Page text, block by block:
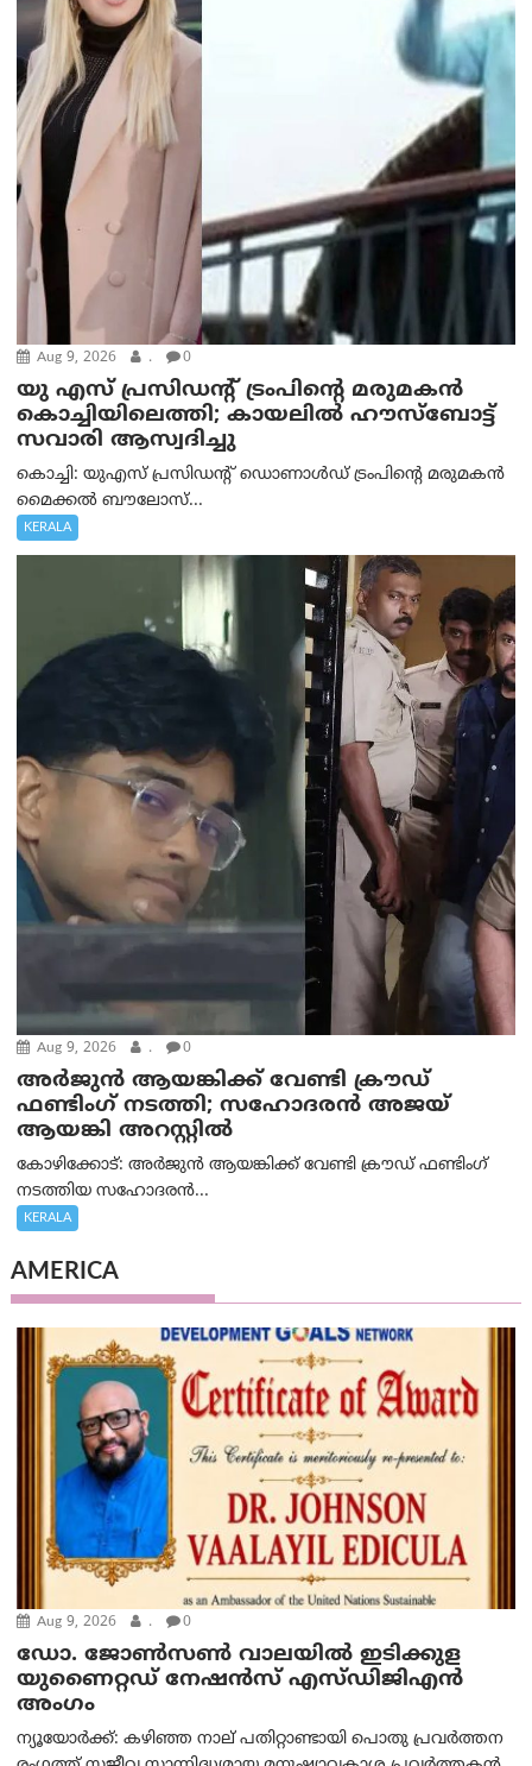
Aug 9, 2026 . 0
യു എസ് പ്രസിഡന്റ് ട്രംപിന്റെ മരുമകൻ
കൊച്ചിയിലെത്തി; കായലിൽ ഹൗസ്ബോട്ട്
സവാരി ആസ്വദിച്ചു
കൊച്ചി: യുഎസ് പ്രസിഡന്റ് ഡൊണാൾഡ് ട്രംപിന്റെ മരുമകൻ
മൈക്കൽ ബൗലോസ്...
KERALA
Aug 9, 2026 . 0
അർജുൻ ആയങ്കിക്ക് വേണ്ടി ക്രൗഡ്
ഫണ്ടിംഗ് നടത്തി; സഹോദരന്‍ അജയ്
ആയങ്കി അറസ്റ്റിൽ
കോഴിക്കോട്: അർജുൻ ആയങ്കിക്ക് വേണ്ടി ക്രൗഡ് ഫണ്ടിംഗ്
നടത്തിയ സഹോദരന്‍...
KERALA
AMERICA
Aug 9, 2026 . 0
ഡോ. ജോൺസൺ വാലയിൽ ഇടിക്കുള
യുണൈറ്റഡ് നേഷൻസ് എസ്ഡിജിഎൻ
അംഗം
ന്യൂയോര്‍ക്ക്: കഴിഞ്ഞ നാല് പതിറ്റാണ്ടായി പൊതു പ്രവർത്തന